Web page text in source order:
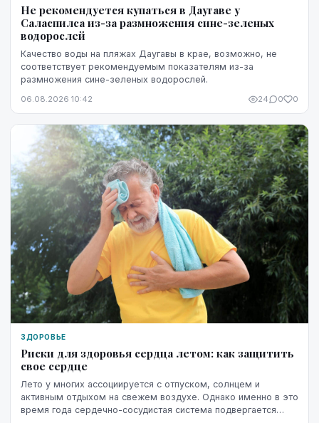
Не рекомендуется купаться в Даугаве у
Саласпилса из-за размножения сине-зеленых
водорослей
Качество воды на пляжах Даугавы в крае, возможно, не
соответствует рекомендуемым показателям из-за
размножения сине-зеленых водорослей.
06.08.2026 10:42 24 0 0
ЗДОРОВЬЕ
Риски для здоровья сердца летом: как защитить
свое сердце
Лето у многих ассоциируется с отпуском, солнцем и
активным отдыхом на свежем воздухе. Однако именно в это
время года сердечно-сосудистая система подвергается